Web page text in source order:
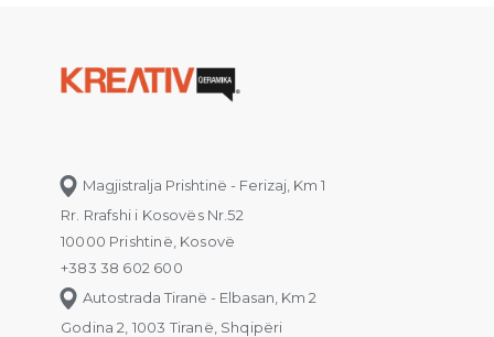
Magjistralja Prishtinë - Ferizaj, Km 1
Rr. Rrafshi i Kosovës Nr.52
10000 Prishtinë, Kosovë
+383 38 602 600
Autostrada Tiranë - Elbasan, Km 2
Godina 2, 1003 Tiranë, Shqipëri